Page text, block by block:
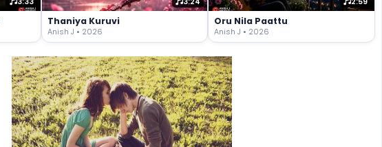
Thaniya Kuruvi
Anish J • 2026
Oru Nila Paattu
Anish J • 2026